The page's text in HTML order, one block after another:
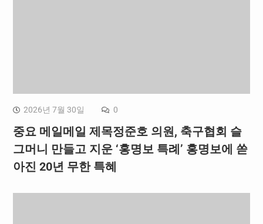
2026년 7월 30일 0
중요 메일메일 제목정준호 의원, 축구협회 슬
그머니 만들고 지운 ‘홍명보 특례’ 홍명보에 쏟
아진 20년 무한 특혜